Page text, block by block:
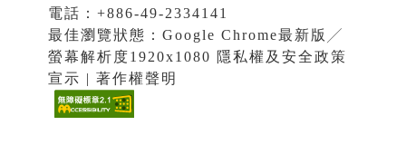
電話：+886-49-2334141
最佳瀏覽狀態：Google Chrome最新版╱
螢幕解析度1920x1080 隱私權及安全政策
宣示 | 著作權聲明